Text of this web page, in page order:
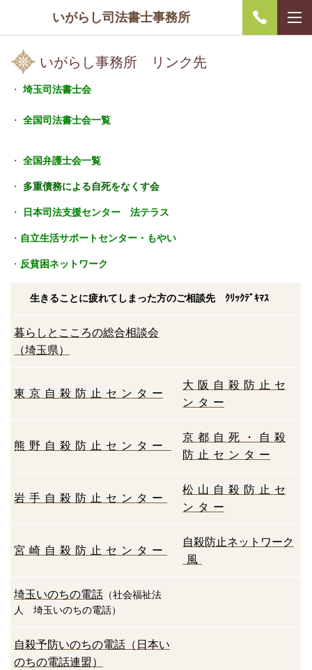
いがらし司法書士事務所
いがらし事務所 リンク先
・ 埼玉司法書士会
・ 全国司法書士会一覧
・ 全国弁護士会一覧
・ 多重債務による自死をなくす会
・ 日本司法支援センター 法テラス
・ 自立生活サポートセンター・もやい
・ 反貧困ネットワーク
生きることに疲れてしまった方のご相談先 ｸﾘｯｸﾃﾞｷﾏｽ
暮らしとこころの総合相談会
（埼玉県）
東 京 自 殺 防 止 セ ン タ ー
大 阪 自 殺 防 止 セ
ン タ ー
熊 野 自 殺 防 止 セ ン タ ー
京 都 自 死 ・ 自 殺
防 止 セ ン タ ー
岩 手 自 殺 防 止 セ ン タ ー
松 山 自 殺 防 止 セ
ン タ ー
宮 崎 自 殺 防 止 セ ン タ ー
自殺防止ネットワーク
風
埼玉いのちの電話 （社会福祉法
人 埼玉いのちの電話）
自殺予防いのちの電話（日本い
のちの電話連盟）